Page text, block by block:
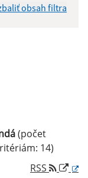
obsah filtra
(počet
14)
RSS